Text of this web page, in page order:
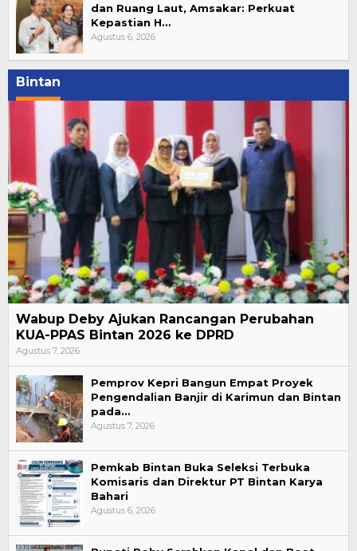
dan Ruang Laut, Amsakar: Perkuat
Kepastian H…
Agustus 6, 2026
Bintan
Wabup Deby Ajukan Rancangan Perubahan
KUA-PPAS Bintan 2026 ke DPRD
Agustus 7, 2026
Pemprov Kepri Bangun Empat Proyek
Pengendalian Banjir di Karimun dan Bintan
pada…
Agustus 7, 2026
Pemkab Bintan Buka Seleksi Terbuka
Komisaris dan Direktur PT Bintan Karya
Bahari
Agustus 6, 2026